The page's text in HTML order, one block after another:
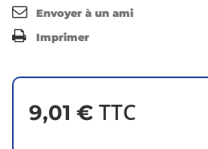
Envoyer à un ami
Imprimer
9,01 € TTC